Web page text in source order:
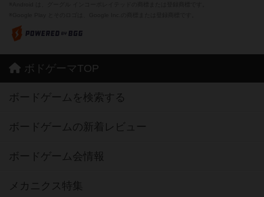
ボドゲーマTOP
ボードゲームを検索する
ボードゲームの新着レビュー
ボードゲーム会情報
メカニクス特集